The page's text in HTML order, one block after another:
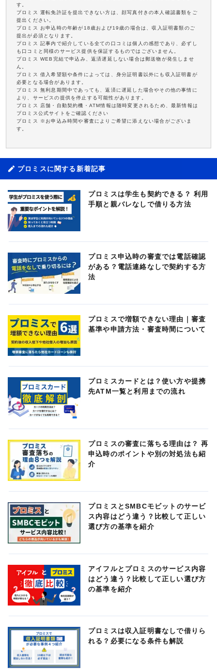
す。
プロミス 運転免許証を提出できない方は、顔写真付きの本人確認書類をご
提出ください。
プロミス お申込時の年齢が18歳および19歳の場合は、収入証明書類のご
提出が必須となります。
プロミス 記事内で紹介している全ての口コミは個人の感想であり、必ずし
も口コミと同様のサービス提供を保証するものではございません。
プロミス WEB完結で申込み、返済遅延しない場合は郵送物が発生しませ
ん。
プロミス 借入希望額や条件によっては、身分証明書以外にも収入証明書が
必要となる場合があります。
プロミス 無利息期間中であっても、返済に遅延した場合やその他の事情に
より、サービスの提供を停止する可能性があります。
プロミス 店舗・自動契約機・ATM情報は随時変更されるため、最新情報は
プロミス公式サイトをご確認ください
プロミス ※お申込み時間や審査によりご希望に添えない場合がございま
す。
プロミスに関する新着記事
プロミスは学生も契約できる？ 利用
手順と親バレなしで借りる方法
プロミス申込時の審査では電話確認
がある？電話連絡なしで契約する方
法
プロミスで増額できない理由｜審査
基準や申請方法・審査時間について
プロミスカードとは？使い方や提携
先ATM一覧と利用までの流れ
プロミスの審査に落ちる理由は？ 再
申込時のポイントや別の対処法も紹
介
プロミスとSMBCモビットのサービ
ス内容はどう違う？比較して正しい
選び方の基準を紹介
アイフルとプロミスのサービス内容
はどう違う？比較して正しい選び方
の基準を紹介
プロミスは収入証明書なしで借りら
れる？必要になる条件も解説